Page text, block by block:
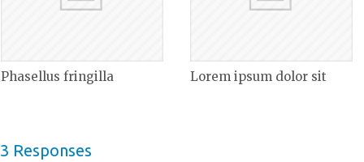
Phasellus fringilla Lorem ipsum dolor sit
3 Responses